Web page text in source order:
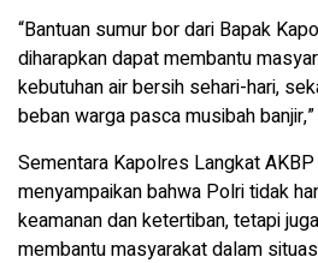
“Bantuan sumur bor dari Bapak
diharapkan dapat membantu
kebutuhan air bersih sehari-hari,
beban warga pasca musibah
Sementara Kapolres Langkat
menyampaikan bahwa Polri tidak
keamanan dan ketertiban, tetapi
membantu masyarakat dalam